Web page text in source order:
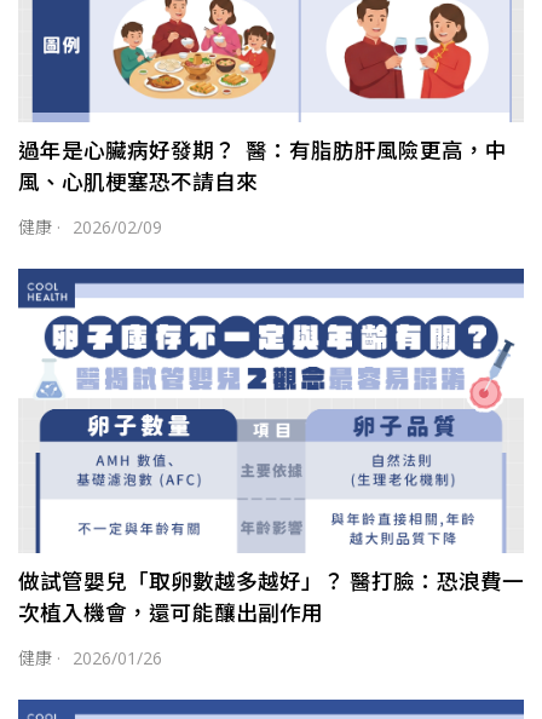
過年是心臟病好發期？ 醫：有脂肪肝風險更高，中
風、心肌梗塞恐不請自來
健康 · 2026/02/09
做試管嬰兒「取卵數越多越好」？ 醫打臉：恐浪費一
次植入機會，還可能釀出副作用
健康 · 2026/01/26